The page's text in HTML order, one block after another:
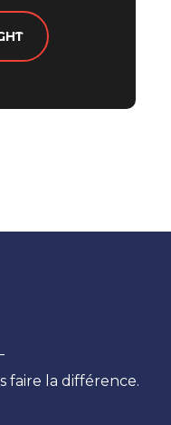
faire la différence.